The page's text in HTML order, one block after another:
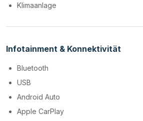
Klimaanlage
Infotainment & Konnektivität
Bluetooth
USB
Android Auto
Apple CarPlay